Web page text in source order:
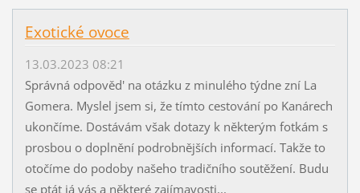
Exotické ovoce
13.03.2023 08:21
Správná odpověd' na otázku z minulého týdne zní La
Gomera. Myslel jsem si, že tímto cestování po Kanárech
ukončíme. Dostávám však dotazy k některým fotkám s
prosbou o doplnění podrobnějších informací. Takže to
otočíme do podoby našeho tradičního soutěžení. Budu
se ptát já vás a některé zajímavosti...